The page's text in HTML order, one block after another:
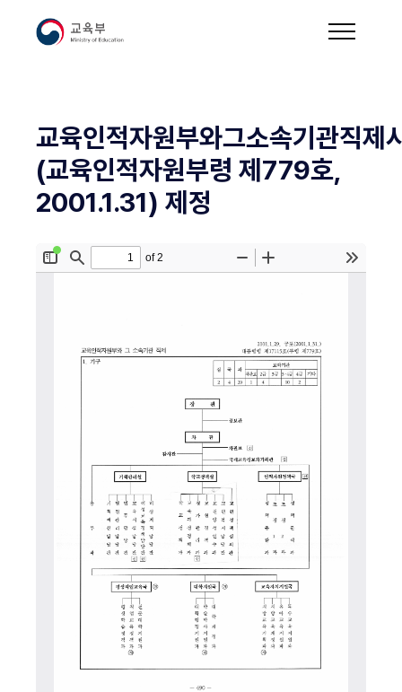
교육인적자원부와그소속기관직제
(교육인적자원부령 제779호,
2001.1.31) 제정